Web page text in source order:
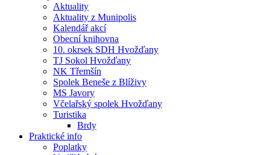
Aktuality
Aktuality z Munipolis
Kalendář akcí
Obecní knihovna
10. okrsek SDH Hvožďany
TJ Sokol Hvožďany
NK Třemšín
Spolek Beneše z Blíživy
MS Javory
Včelařský spolek Hvožďany
Turistika
Brdy
Praktické info
Poplatky